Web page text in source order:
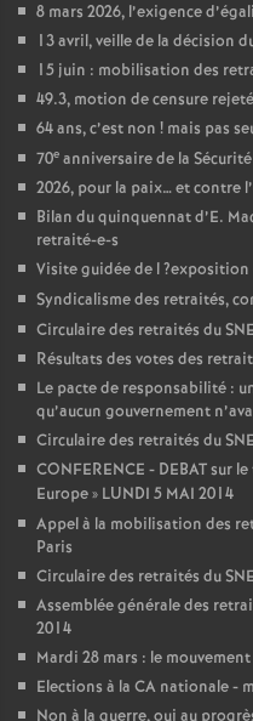
8 mars 2026, l’exigence
13 avril, veille de la décision
15 juin : mobilisation des
49.3, motion de censure
64 ans, c’est non ! mais pas
70e anniversaire de la
2026, pour la paix… et contre
Bilan du quinquennat d’E.
retraité-e-s
Visite guidée de l?exposition
Syndicalisme des retraités,
Circulaire des retraités du
Résultats des votes des
Le pacte de responsabilité :
qu’aucun gouvernement
Circulaire des retraités du
CONFERENCE - DEBATsur le
Europe» LUNDI 5 MAI 2014
Appel à la mobilisation des
Paris
Circulaire des retraités du
Assemblée générale des
2014
Mardi 28 mars : le
Elections à la CA nationale -